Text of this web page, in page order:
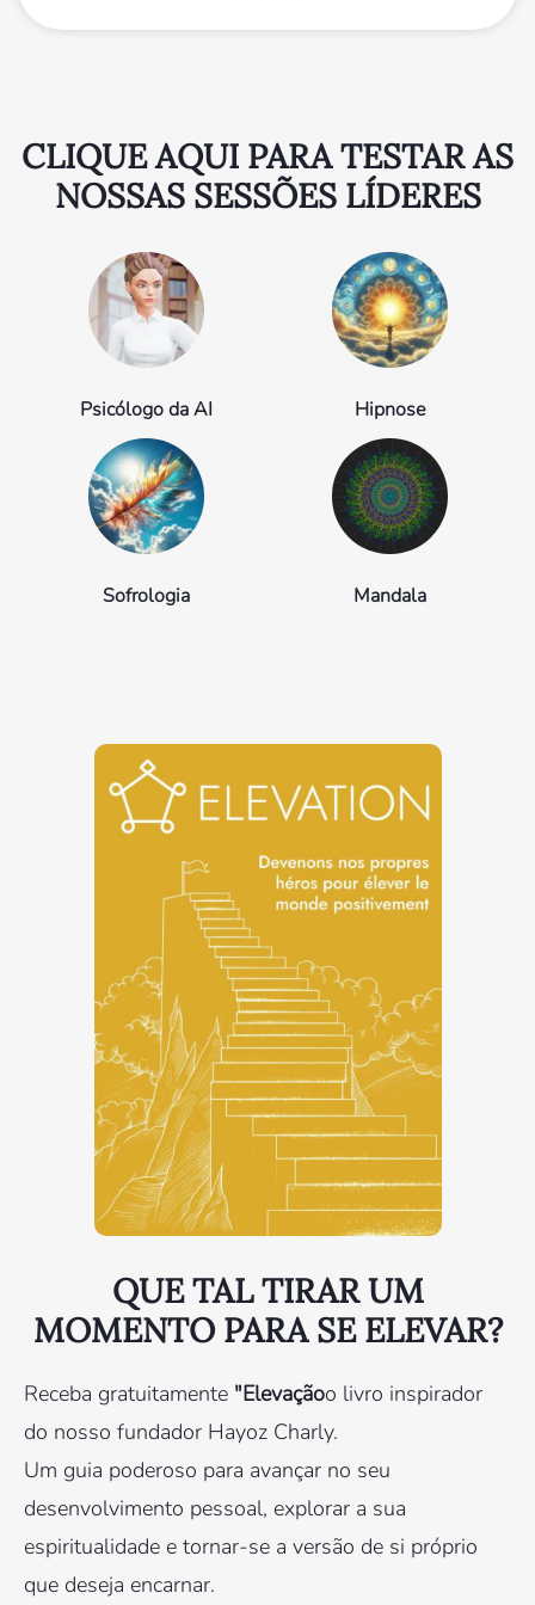
CLIQUE AQUI PARA TESTAR AS
NOSSAS SESSÕES LÍDERES
Psicólogo da AI Hipnose
Sofrologia Mandala
QUE TAL TIRAR UM
MOMENTO PARA SE ELEVAR?
Receba gratuitamente "Elevaçãoo livro inspirador
do nosso fundador Hayoz Charly.
Um guia poderoso para avançar no seu
desenvolvimento pessoal, explorar a sua
espiritualidade e tornar-se a versão de si próprio
que deseja encarnar.